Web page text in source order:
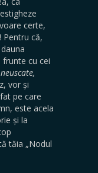
certe,
că,
cu cei
vor și
pe care
este acela
și la
tăia „Nodul